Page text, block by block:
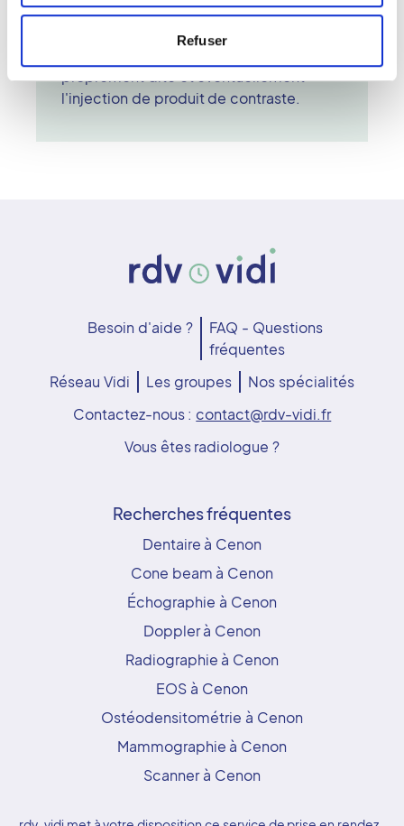
Refuser
débuter les séquences d'acquisition
programmées. La durée totale inclut le
proprement dite et éventuellement
l'injection de produit de contraste.
Besoin d'aide ?
FAQ - Questions
fréquentes
Réseau Vidi
Les groupes
Nos spécialités
Contactez-nous : contact@rdv-vidi.fr
Vous êtes radiologue ?
Recherches fréquentes
Dentaire à Cenon
Cone beam à Cenon
Échographie à Cenon
Doppler à Cenon
Radiographie à Cenon
EOS à Cenon
Ostéodensitométrie à Cenon
Mammographie à Cenon
Scanner à Cenon